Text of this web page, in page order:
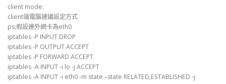
client mode:
client端電腦建議設定方式
ps:假設連外網卡為eth0
iptables -P INPUT DROP
iptables -P OUTPUT ACCEPT
iptables -P FORWARD ACCEPT
iptables -A INPUT -i lo -j ACCEPT
iptables -A INPUT -i eth0 -m state –state RELATED,ESTABLISHED -j